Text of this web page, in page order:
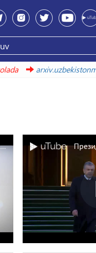
arxiv.uzbekistonmet.uz